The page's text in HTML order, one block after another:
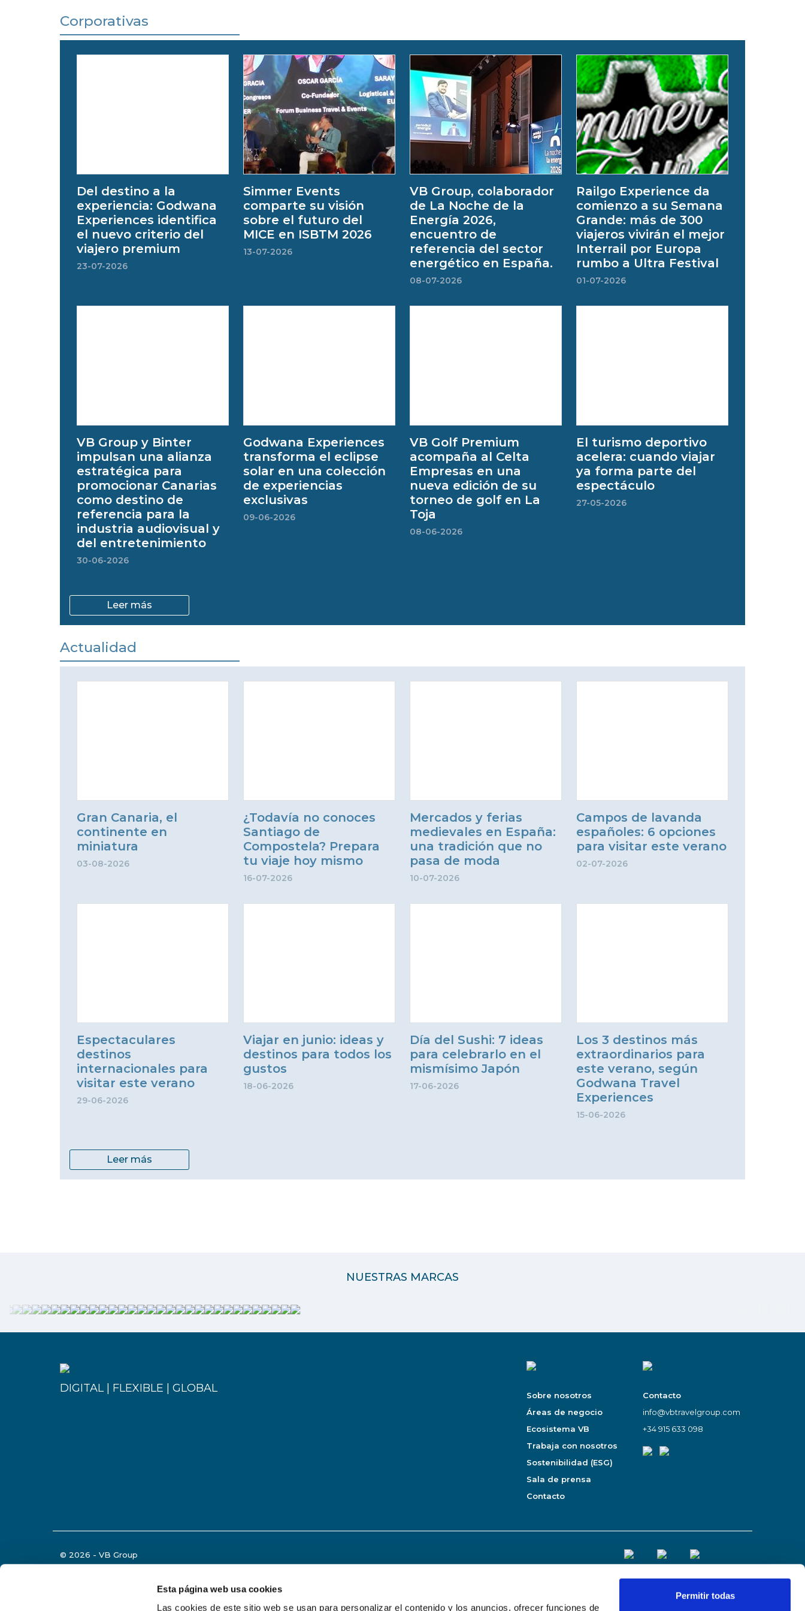
Esta página web usa cookies
Las cookies de este sitio web se usan para personalizar el contenido y los anuncios, ofrecer funciones de
Permitir todas
Corporativas
Del destino a la
experiencia: Godwana
Experiences identifica
el nuevo criterio del
viajero premium
23-07-2026
Simmer Events
comparte su visión
sobre el futuro del
MICE en ISBTM 2026
13-07-2026
VB Group, colaborador
de La Noche de la
Energía 2026,
encuentro de
referencia del sector
energético en España.
08-07-2026
Railgo Experience da
comienzo a su Semana
Grande: más de 300
viajeros vivirán el mejor
Interrail por Europa
rumbo a Ultra Festival
01-07-2026
VB Group y Binter
impulsan una alianza
estratégica para
promocionar Canarias
como destino de
referencia para la
industria audiovisual y
del entretenimiento
30-06-2026
Godwana Experiences
transforma el eclipse
solar en una colección
de experiencias
exclusivas
09-06-2026
VB Golf Premium
acompaña al Celta
Empresas en una
nueva edición de su
torneo de golf en La
Toja
08-06-2026
El turismo deportivo
acelera: cuando viajar
ya forma parte del
espectáculo
27-05-2026
Leer más
Actualidad
Gran Canaria, el
continente en
miniatura
03-08-2026
¿Todavía no conoces
Santiago de
Compostela? Prepara
tu viaje hoy mismo
16-07-2026
Mercados y ferias
medievales en España:
una tradición que no
pasa de moda
10-07-2026
Campos de lavanda
españoles: 6 opciones
para visitar este verano
02-07-2026
Espectaculares
destinos
internacionales para
visitar este verano
29-06-2026
Viajar en junio: ideas y
destinos para todos los
gustos
18-06-2026
Día del Sushi: 7 ideas
para celebrarlo en el
mismísimo Japón
17-06-2026
Los 3 destinos más
extraordinarios para
este verano, según
Godwana Travel
Experiences
15-06-2026
Leer más
NUESTRAS MARCAS
DIGITAL | FLEXIBLE | GLOBAL
Sobre nosotros
Áreas de negocio
Ecosistema VB
Trabaja con nosotros
Sostenibilidad (ESG)
Sala de prensa
Contacto
Contacto
info@vbtravelgroup.com
+34 915 633 098
© 2026 - VB Group